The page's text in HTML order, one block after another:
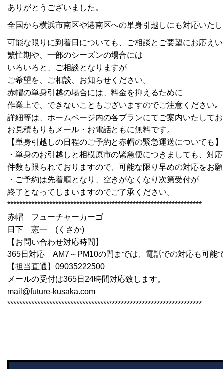
ありがとうございました。
全国から横浜市南区や港南区への単身引越しにも対応いた
可能な限りに到着日についても、ご相談とご要望にお応え
繁忙期や、一部のシーズンの場合には
いろいろと、ご相談となりますが
ご希望を、ご相談、お知らせください。
赤帽の単身引越の場合には、料金を抑えるために
作業上で、できないこともございますのでご注意ください｡
詳細等は、ホームページ内の各プランにてご案内いたして
お見積もりもメール・お電話ともに無料です。
【単身引越しの日程のご予約と赤帽の緊急運送についても】
・単身のお引越しと相模原市の緊急便につきましても、対
件数も限られておりますので、可能な限り早めの対応をお
・ご予約は先着順となり、空きがなくなり次第受付が
終了となってしまいますのでご了承ください。
*****************************************************************
赤帽 フューチャーカーゴ
日下 憲一 (くさか)
【お問い合わせ対応時間】
365日対応 AM7～PM10の間までは、電話での対応も可能
【担当直通】09035222500
メールの受付は365日24時間対応致します。
mail@future-kusaka.com
*****************************************************************